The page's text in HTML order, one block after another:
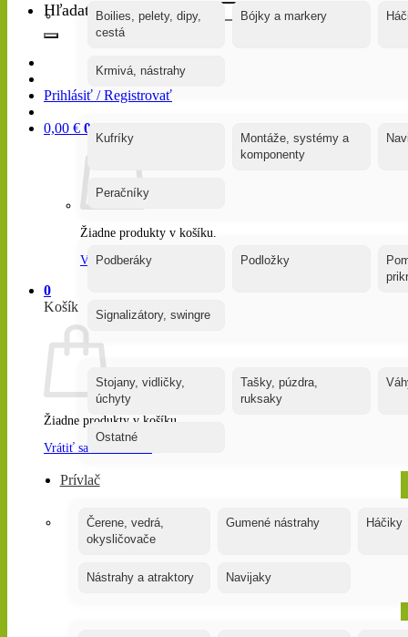
Hľadať:
Prihlásiť / Registrovať
0,00 € 0
Žiadne produkty v košíku.
Vrátiť sa do obchodu
0
Košík
Žiadne produkty v košíku.
Vrátiť sa do obchodu
Boilies, pelety, dipy,
cestá
Bójky a markery
Krmivá, nástrahy
Kufríky
Montáže, systémy a
komponenty
Peračníky
Podberáky Podložky
Signalizátory, swingre
Stojany, vidličky,
úchyty
Tašky, púzdra,
ruksaky
Ostatné
Prívlač
Čerene, vedrá,
okysličovače
Gumené nástrahy Háčiky
Nástrahy a atraktory Navijaky